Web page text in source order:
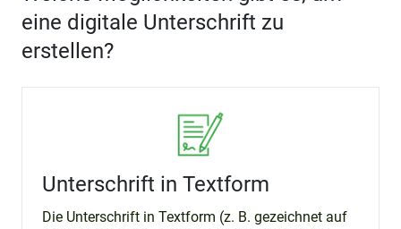
eine digitale Unterschrift zu
erstellen?
Unterschrift in Textform
Die Unterschrift in Textform (z. B. gezeichnet auf